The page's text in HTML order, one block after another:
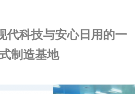
代科技与安心日用的一
制造基地